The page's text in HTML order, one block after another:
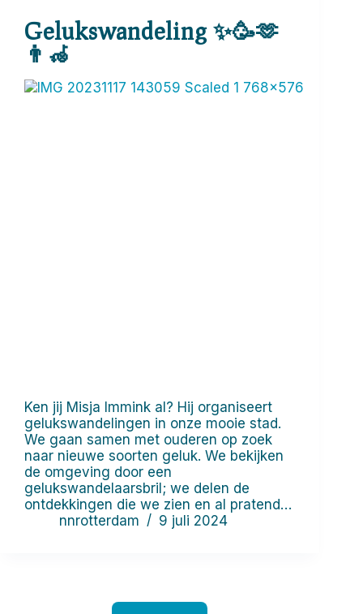
Gelukswandeling ✨🥳🫶
👨‍🦽
Ken jij Misja Immink al? Hij organiseert
gelukswandelingen in onze mooie stad.
We gaan samen met ouderen op zoek
naar nieuwe soorten geluk. We bekijken
de omgeving door een
gelukswandelaarsbril; we delen de
ontdekkingen die we zien en al pratend…
nnrotterdam
9 juli 2024